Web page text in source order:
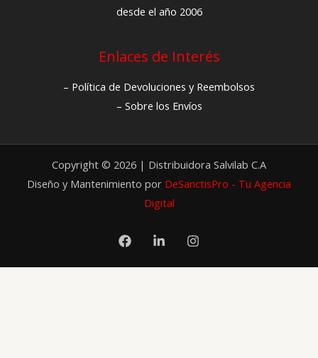
desde el año 2006
Enlaces de Interés
– Política de Devoluciones y Reembolsos
– Sobre los Envíos
Copyright © 2026 | Distribuidora Salvilab C.A
Diseño y Mantenimiento por DeSanctisPro - Tu Agencia
Digital